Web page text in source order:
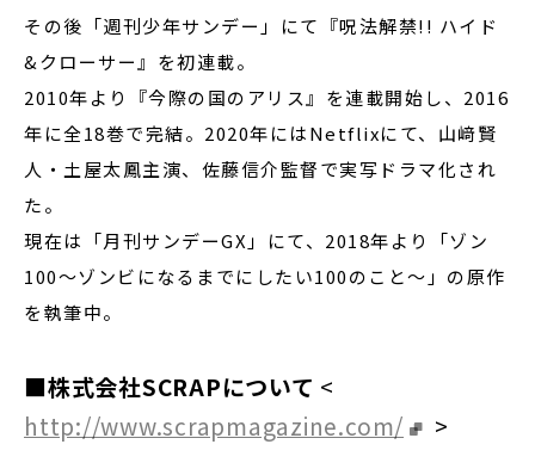
その後「週刊少年サンデー」にて『呪法解禁!! ハイド
&クローサー』を初連載。
2010年より『今際の国のアリス』を連載開始し、2016
年に全18巻で完結。2020年にはNetflixにて、山﨑賢
人・土屋太鳳主演、佐藤信介監督で実写ドラマ化され
た。
現在は「月刊サンデーGX」にて、2018年より「ゾン
100～ゾンビになるまでにしたい100のこと～」の原作
を執筆中。
■株式会社SCRAPについて <
http://www.scrapmagazine.com/
>